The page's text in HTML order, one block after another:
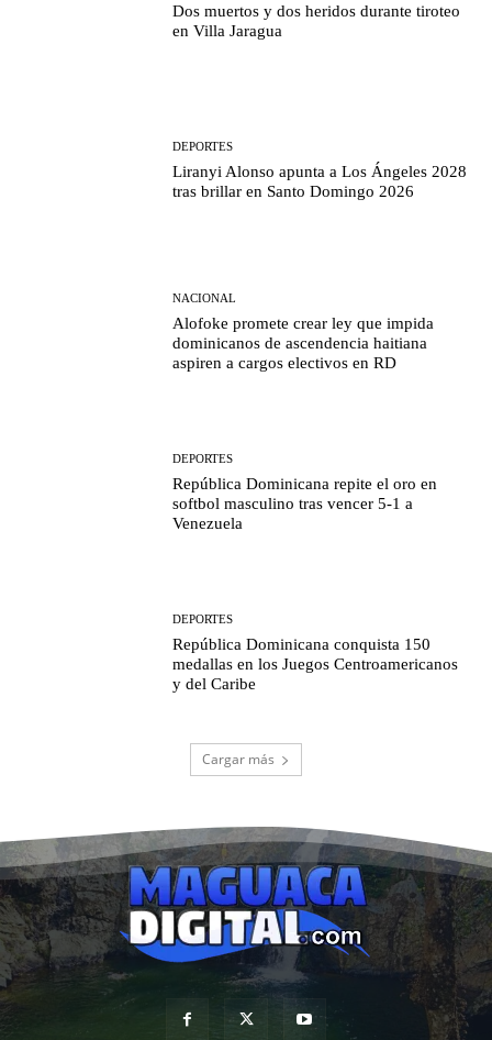
Dos muertos y dos heridos durante tiroteo
en Villa Jaragua
DEPORTES
Liranyi Alonso apunta a Los Ángeles 2028
tras brillar en Santo Domingo 2026
NACIONAL
Alofoke promete crear ley que impida
dominicanos de ascendencia haitiana
aspiren a cargos electivos en RD
DEPORTES
República Dominicana repite el oro en
softbol masculino tras vencer 5-1 a
Venezuela
DEPORTES
República Dominicana conquista 150
medallas en los Juegos Centroamericanos
y del Caribe
Cargar más